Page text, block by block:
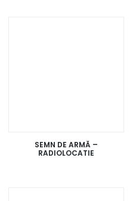
SEMN DE ARMĂ –
RADIOLOCATIE